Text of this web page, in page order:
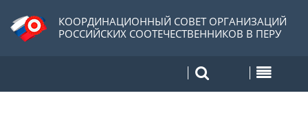
КООРДИНАЦИОННЫЙ СОВЕТ ОРГАНИЗАЦИЙ
РОССИЙСКИХ СООТЕЧЕСТВЕННИКОВ В ПЕРУ